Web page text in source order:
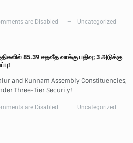
are Disabled — Uncategorized
85.39 சதவீத வாக்கு பதிவு; 3 அடுக்கு
and Kunnam Assembly Constituencies;
Three-Tier Security!
are Disabled — Uncategorized